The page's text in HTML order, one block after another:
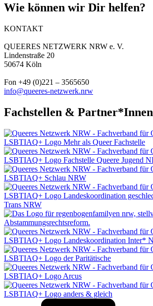
Wie können wir Dir helfen?
KONTAKT
QUEERES NETZWERK NRW e. V.
Lindenstraße 20
50674 Köln
Fon +49 (0)221 – 3565650
info@queeres-netzwerk.nrw
Fachstellen & Partner*Innen